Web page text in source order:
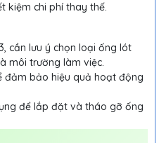
kiệm chi phí thay thế.
cần lưu ý chọn loại ống lót
môi trường làm việc.
đảm bảo hiệu quả hoạt động
để lắp đặt và tháo gỡ ống